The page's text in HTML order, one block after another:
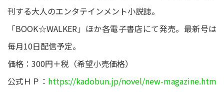
刊する大人のエンタテインメント小説誌。
「BOOK☆WALKER」ほか各電子書店にて発売。最新号は
毎月10日配信予定。
価格：300円＋税（希望小売価格）
公式ＨＰ： https://kadobun.jp/novel/new-magazine.htm